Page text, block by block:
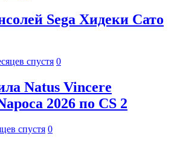
Sega Хидеки Сато
спустя 0
Natus Vincere
2026 по CS 2
спустя 0